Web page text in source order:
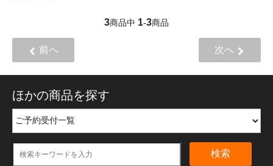
3商品中 1-3商品
前へ 次へ
ほかの商品を探す
検索